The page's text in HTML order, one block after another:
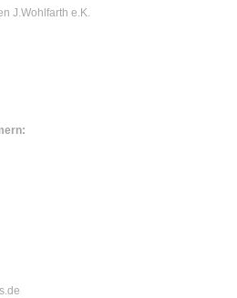
J.Wohlfarth e.K.